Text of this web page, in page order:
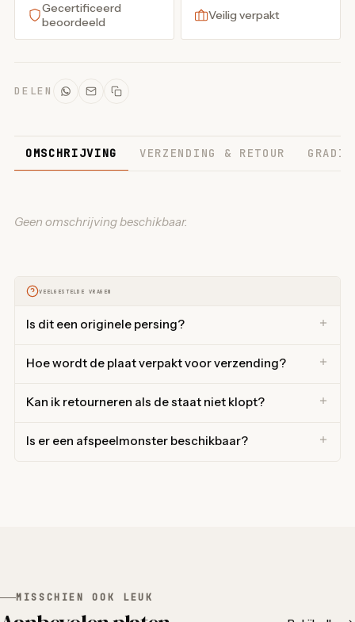
Gecertificeerd
beoordeeld
Veilig verpakt
DELEN
OMSCHRIJVING VERZENDING & RETOUR
Geen omschrijving beschikbaar.
VEELGESTELDE VRAGEN
Is dit een originele persing?
Hoe wordt de plaat verpakt voor verzending?
Kan ik retourneren als de staat niet klopt?
Is er een afspeelmonster beschikbaar?
MISSCHIEN OOK LEUK